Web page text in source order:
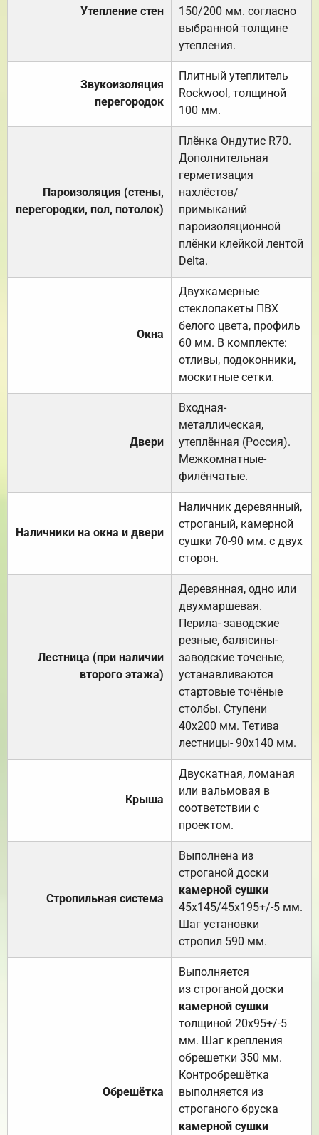
Утепление стен
150/200 мм. согласно
выбранной толщине
утепления.
Звукоизоляция
перегородок
Плитный утеплитель
Rockwool, толщиной
100 мм.
Пароизоляция (стены,
перегородки, пол, потолок)
Плёнка Ондутис R70.
Дополнительная
герметизация
нахлёстов/
примыканий
пароизоляционной
плёнки клейкой лентой
Delta.
Окна
Двухкамерные
стеклопакеты ПВХ
белого цвета, профиль
60 мм. В комплекте:
отливы, подоконники,
москитные сетки.
Двери
Входная-
металлическая,
утеплённая (Россия).
Межкомнатные-
филёнчатые.
Наличники на окна и двери
Наличник деревянный,
строганый, камерной
сушки 70-90 мм. с двух
сторон.
Лестница (при наличии
второго этажа)
Деревянная, одно или
двухмаршевая.
Перила- заводские
резные, балясины-
заводские точеные,
устанавливаются
стартовые точёные
столбы. Ступени
40х200 мм. Тетива
лестницы- 90х140 мм.
Крыша
Двускатная, ломаная
или вальмовая в
соответствии с
проектом.
Стропильная система
Выполнена из
строганой доски
камерной сушки
45х145/45х195+/-5 мм.
Шаг установки
стропил 590 мм.
Обрешётка
Выполняется
из строганой доски
камерной сушки
толщиной 20х95+/-5
мм. Шаг крепления
обрешетки 350 мм.
Контробрешётка
выполняется из
строганого бруска
камерной сушки